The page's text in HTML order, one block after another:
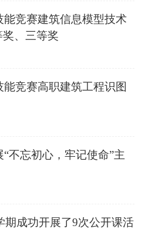
竞赛建筑信息模型技术
、三等奖
竞赛高职建筑工程识图
不忘初心，牢记使命”主
期成功开展了9次公开课活